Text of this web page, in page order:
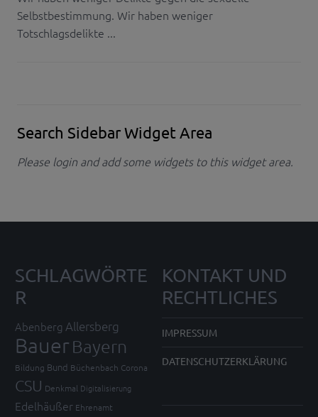
Selbstbestimmung. Wir haben weniger
Totschlagsdelikte ...
Search Sidebar Widget Area
Please login and add some widgets to this widget area.
SCHLAGWÖRTE
R
Abenberg Allersberg
Bauer Bayern
Bildung Bund Büchenbach Corona
CSU Denkmal Digitalisierung
Edelhäußer Ehrenamt
KONTAKT UND
RECHTLICHES
IMPRESSUM
DATENSCHUTZERKLÄRUNG